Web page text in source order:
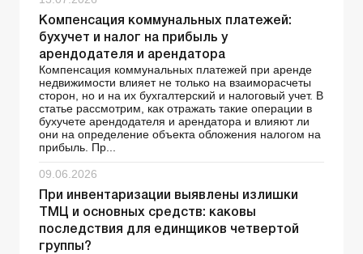
Компенсация коммунальных платежей:
бухучет и налог на прибыль у
арендодателя и арендатора
Компенсация коммунальных платежей при аренде
недвижимости влияет не только на взаиморасчеты
сторон, но и на их бухгалтерский и налоговый учет. В
статье рассмотрим, как отражать такие операции в
бухучете арендодателя и арендатора и влияют ли
они на определение объекта обложения налогом на
прибыль. Пр...
09.06.2026
При инвентаризации выявлены излишки
ТМЦ и основных средств: каковы
последствия для единщиков четвертой
группы?